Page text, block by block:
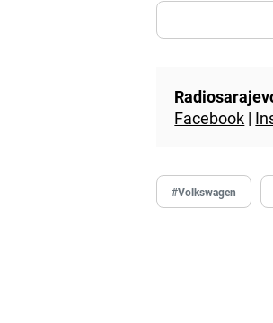
Facebook |
#Volkswagen